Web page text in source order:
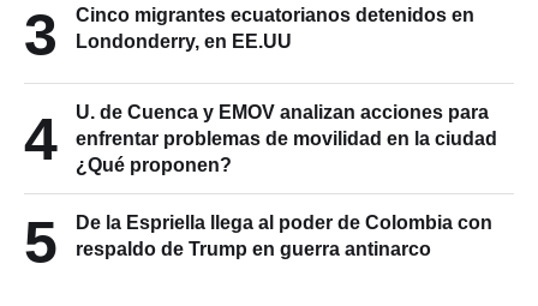
3
Cinco migrantes ecuatorianos detenidos en
Londonderry, en EE.UU
4
U. de Cuenca y EMOV analizan acciones para
enfrentar problemas de movilidad en la ciudad
¿Qué proponen?
5
De la Espriella llega al poder de Colombia con
respaldo de Trump en guerra antinarco